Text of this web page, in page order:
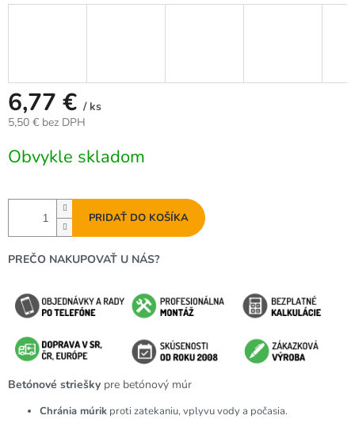
6,77 € / ks
5,50 € bez DPH
cena:
Obvykle skladom
PRIDAŤ DO KOŠÍKA
PREČO NAKUPOVAŤ U NÁS?
Betónové striešky pre betónový múr
Chránia múrik proti zatekaniu, vplyvu vody a počasia.